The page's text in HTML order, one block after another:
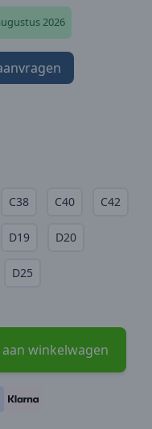
2026
C38 C40 C42
D19 D20
D25
winkelwagen